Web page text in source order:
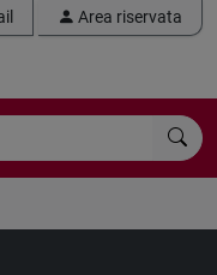
Area riservata